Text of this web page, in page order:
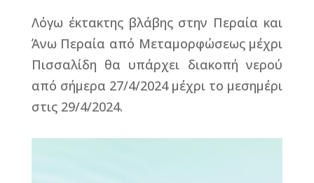
Λόγω έκτακτης βλάβης στην Περαία και
Άνω Περαία από Μεταμορφώσεως μέχρι
Πισσαλίδη θα υπάρχει διακοπή νερού
από σήμερα 27/4/2024 μέχρι το μεσημέρι
στις 29/4/2024.